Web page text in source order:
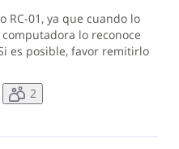
RC-01, ya que cuando lo
lo reconoce
es posible, favor remitirlo
2